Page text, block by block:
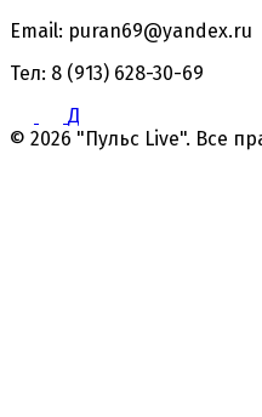
Email: puran69@yandex.ru
Тел: 8 (913) 628-30-69
Д
© 2026 "Пульс Live". Все